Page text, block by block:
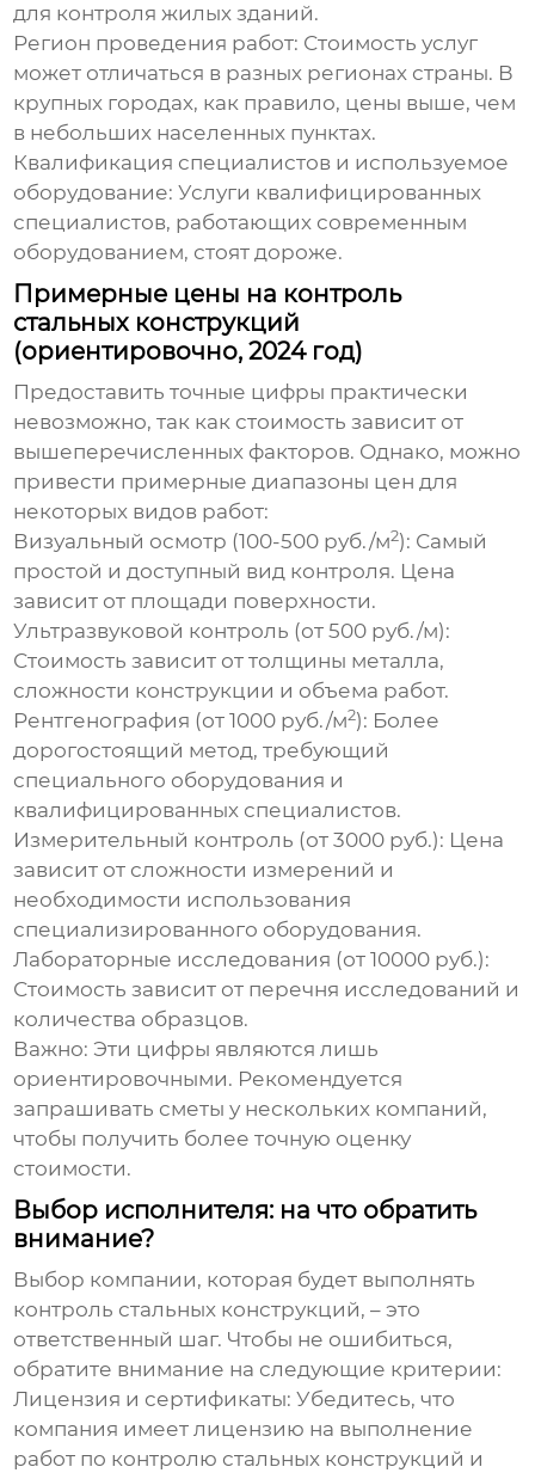
для контроля жилых зданий.
Регион проведения работ: Стоимость услуг
может отличаться в разных регионах страны. В
крупных городах, как правило, цены выше, чем
в небольших населенных пунктах.
Квалификация специалистов и используемое
оборудование: Услуги квалифицированных
специалистов, работающих современным
оборудованием, стоят дороже.
Примерные цены на контроль
стальных конструкций
(ориентировочно, 2024 год)
Предоставить точные цифры практически
невозможно, так как стоимость зависит от
вышеперечисленных факторов. Однако, можно
привести примерные диапазоны цен для
некоторых видов работ:
Визуальный осмотр (100-500 руб./м2): Самый
простой и доступный вид контроля. Цена
зависит от площади поверхности.
Ультразвуковой контроль (от 500 руб./м):
Стоимость зависит от толщины металла,
сложности конструкции и объема работ.
Рентгенография (от 1000 руб./м2): Более
дорогостоящий метод, требующий
специального оборудования и
квалифицированных специалистов.
Измерительный контроль (от 3000 руб.): Цена
зависит от сложности измерений и
необходимости использования
специализированного оборудования.
Лабораторные исследования (от 10000 руб.):
Стоимость зависит от перечня исследований и
количества образцов.
Важно: Эти цифры являются лишь
ориентировочными. Рекомендуется
запрашивать сметы у нескольких компаний,
чтобы получить более точную оценку
стоимости.
Выбор исполнителя: на что обратить
внимание?
Выбор компании, которая будет выполнять
контроль стальных конструкций, – это
ответственный шаг. Чтобы не ошибиться,
обратите внимание на следующие критерии:
Лицензия и сертификаты: Убедитесь, что
компания имеет лицензию на выполнение
работ по контролю стальных конструкций и